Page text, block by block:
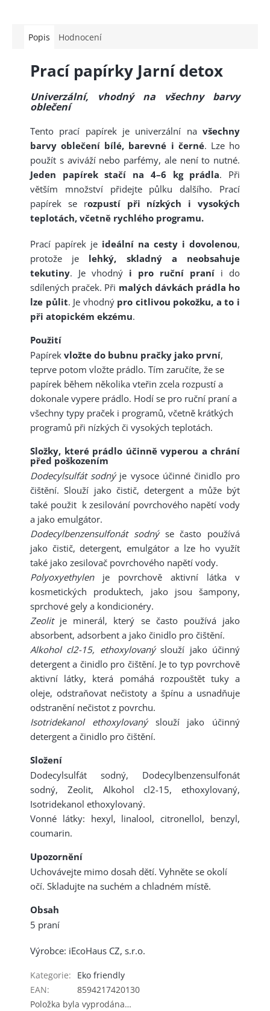
Popis Hodnocení
Prací papírky Jarní detox
Univerzální, vhodný na všechny barvy
oblečení
Tento prací papírek je univerzální na všechny
barvy oblečení bílé, barevné i černé. Lze ho
použít s aviváží nebo parfémy, ale není to nutné.
Jeden papírek stačí na 4–6 kg prádla. Při
větším množství přidejte půlku dalšího. Prací
papírek se rozpustí při nízkých i vysokých
teplotách, včetně rychlého programu.
Prací papírek je ideální na cesty i dovolenou,
protože je lehký, skladný a neobsahuje
tekutiny. Je vhodný i pro ruční praní i do
sdílených praček. Při malých dávkách prádla ho
lze půlit. Je vhodný pro citlivou pokožku, a to i
při atopickém ekzému.
Použití
Papírek vložte do bubnu pračky jako první,
teprve potom vložte prádlo. Tím zaručíte, že se
papírek během několika vteřin zcela rozpustí a
dokonale vypere prádlo. Hodí se pro ruční praní a
všechny typy praček i programů, včetně krátkých
programů při nízkých či vysokých teplotách.
Složky, které prádlo účinně vyperou a chrání
před poškozením
Dodecylsulfát sodnýje vysoce účinné činidlo pro
čištění. Slouží jako čistič, detergent a může být
také použit k zesilování povrchového napětí vody
a jako emulgátor.
Dodecylbenzensulfonát sodnýse často používá
jako čistič, detergent, emulgátor a lze ho využít
také jako zesilovač povrchového napětí vody.
Polyoxyethylenje povrchově aktivní látka v
kosmetických produktech, jako jsou šampony,
sprchové gely a kondicionéry.
Zeolitje minerál, který se často používá jako
absorbent, adsorbent a jako činidlo pro čištění.
Alkohol cl2-15, ethoxylovanýslouží jako účinný
detergent a činidlo pro čištění. Je to typ povrchově
aktivní látky, která pomáhá rozpouštět tuky a
oleje, odstraňovat nečistoty a špínu a usnadňuje
odstranění nečistot z povrchu.
Isotridekanol ethoxylovanýslouží jako účinný
detergent a činidlo pro čištění.
Složení
Dodecylsulfát sodný, Dodecylbenzensulfonát
sodný, Zeolit, Alkohol cl2-15, ethoxylovaný,
Isotridekanol ethoxylovaný.
Vonné látky: hexyl, linalool, citronellol, benzyl,
coumarin.
Upozornění
Uchovávejte mimo dosah dětí. Vyhněte se okolí
očí. Skladujte na suchém a chladném místě.
Obsah
5 praní
Výrobce: iEcoHaus CZ, s.r.o.
Kategorie:
Eko friendly
EAN:
8594217420130
Položka byla vyprodána…